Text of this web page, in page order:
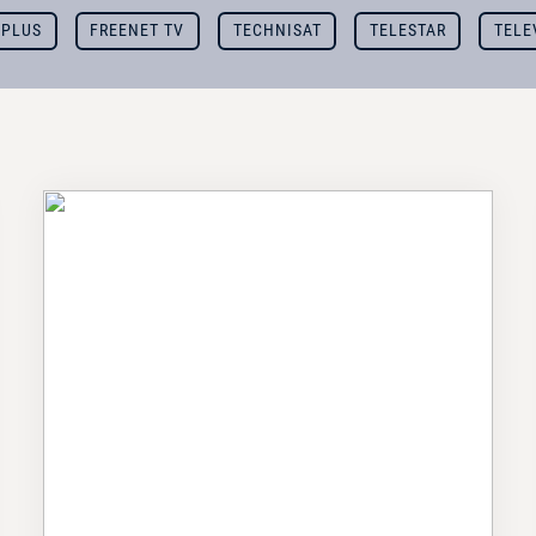
FREENET TV TECHNISAT TELESTAR